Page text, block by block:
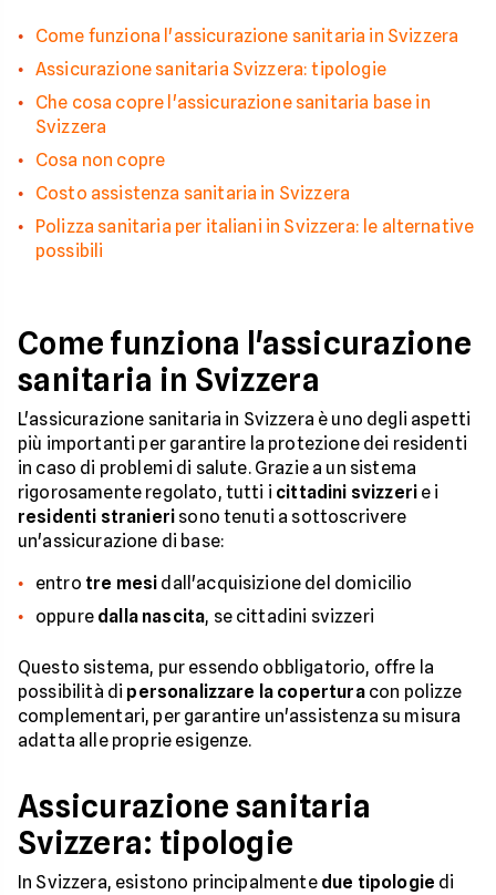
Come funziona l'assicurazione sanitaria in Svizzera
Assicurazione sanitaria Svizzera: tipologie
Che cosa copre l'assicurazione sanitaria base in
Svizzera
Cosa non copre
Costo assistenza sanitaria in Svizzera
Polizza sanitaria per italiani in Svizzera: le alternative
possibili
Come funziona l'assicurazione
sanitaria in Svizzera
L'assicurazione sanitaria in Svizzera è uno degli aspetti
più importanti per garantire la protezione dei residenti
in caso di problemi di salute. Grazie a un sistema
rigorosamente regolato, tutti i cittadini svizzeri e i
residenti stranieri sono tenuti a sottoscrivere
un'assicurazione di base:
entro tre mesi dall'acquisizione del domicilio
oppure dalla nascita, se cittadini svizzeri
Questo sistema, pur essendo obbligatorio, offre la
possibilità di personalizzare la coperturacon polizze
complementari, per garantire un'assistenza su misura
adatta alle proprie esigenze.
Assicurazione sanitaria
Svizzera: tipologie
In Svizzera, esistono principalmente due tipologie di